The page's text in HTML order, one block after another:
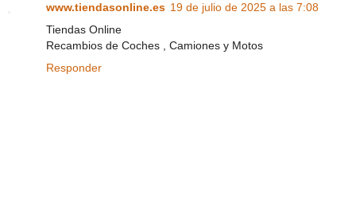
www.tiendasonline.es 19 de julio de 2025 a las 7:08
Tiendas Online
Recambios de Coches , Camiones y Motos
Responder